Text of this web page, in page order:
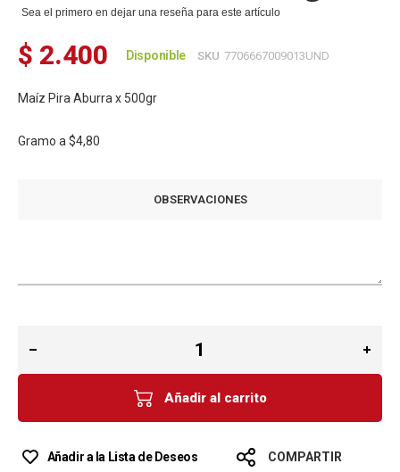
de
Sea el primero en dejar una reseña para este artículo
$ 2.400 Disponible SKU 7706667009013UND
Maíz Pira Aburra x 500gr
Gramo a $4,80
OBSERVACIONES
Añadir al carrito
Añadir a la Lista de Deseos COMPARTIR